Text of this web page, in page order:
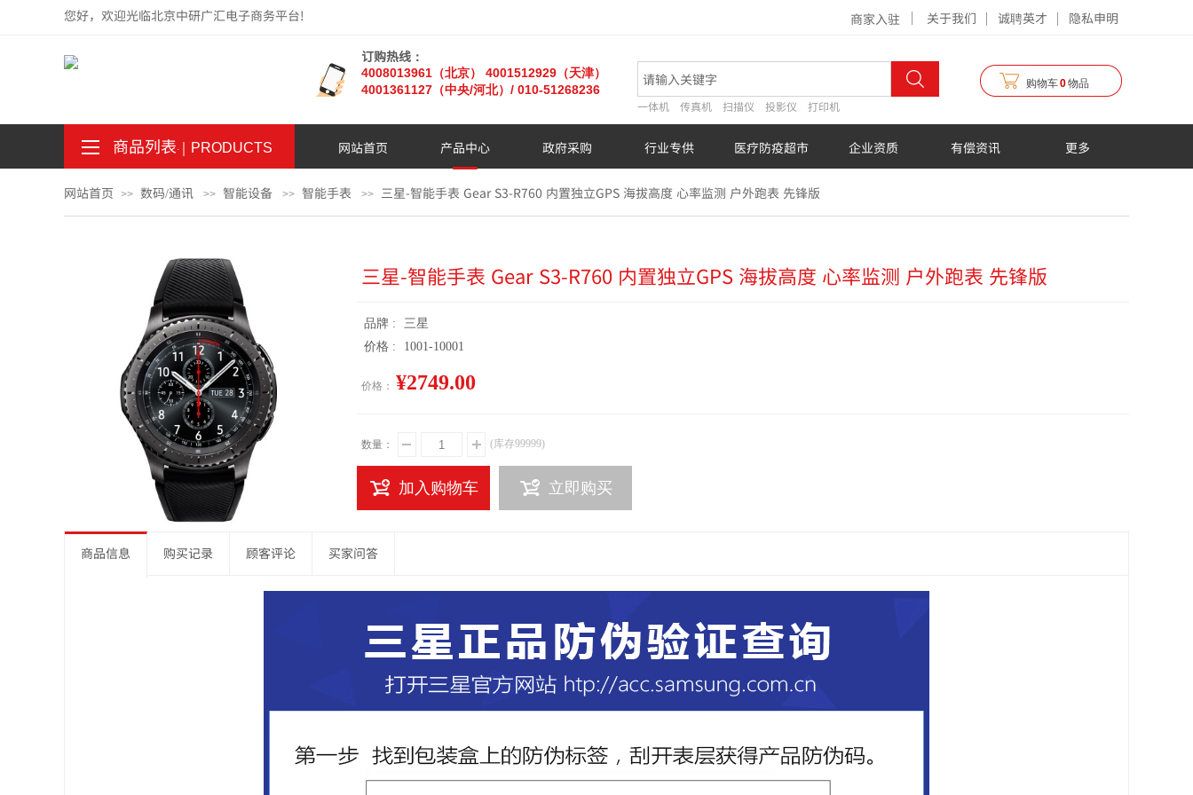
订购热线：
4008013961（北京） 4001512929（天津）
4001361127 （中央/河北） / 010-51268236
一体机 传真机 扫描仪 投影仪 打印机
关于我们 诚聘英才 隐私申明
您好，欢迎光临北京中研广汇电子商务平台!
购物车0物品
商家入驻
商品列表｜ PRODUCTS
.
。 网站首页 产品中心 政府采购 行业专供 医疗防疫超市 企业资质 有偿资讯 更多
网站首页 >> 数码/通讯 >> 智能设备 >> 智能手表 >> 三星-智能手表 Gear S3-R760 内置独立GPS 海拔高度 心率监测 户外跑表 先锋版
三星-智能手表 Gear S3-R760 内置独立GPS 海拔高度 心率监测 户外跑表 先锋版
品牌 :
三星
价格 :
1001-10001
价格： ¥2749.00
数量： (库存99999)
加入购物车 立即购买
商品信息 购买记录 顾客评论 买家问答